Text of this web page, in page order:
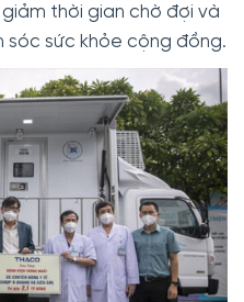
thời gian chờ đợi và
sức khỏe cộng đồng.